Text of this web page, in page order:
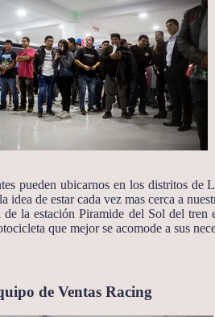
pueden ubicarnos en los distritos de
de estar cada vez mas cerca a
la estación Piramide del Sol del
que mejor se acomode a sus
de Ventas Racing